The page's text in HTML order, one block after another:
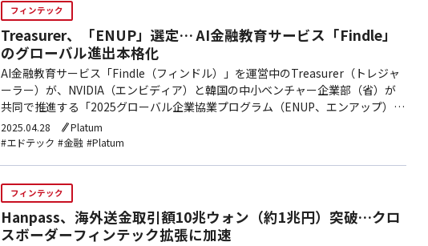
フィンテック
Treasurer、「ENUP」選定… AI金融教育サービス「Findle」
のグローバル進出本格化
AI金融教育サービス「Findle（フィンドル）」を運営中のTreasurer（トレジャ
ーラー）が、NVIDIA（エンビディア）と韓国の中小ベンチャー企業部（省）が
共同で推進する「2025グローバル企業協業プログラム（ENUP、エンアップ）」
に選ばれた。「ENUP」は、海外のリーディング企業と有望…
2025.04.28
Platum
#エドテック #金融 #Platum
フィンテック
Hanpass、海外送金取引額10兆ウォン（約1兆円）突破…クロ
スボーダーフィンテック拡張に加速